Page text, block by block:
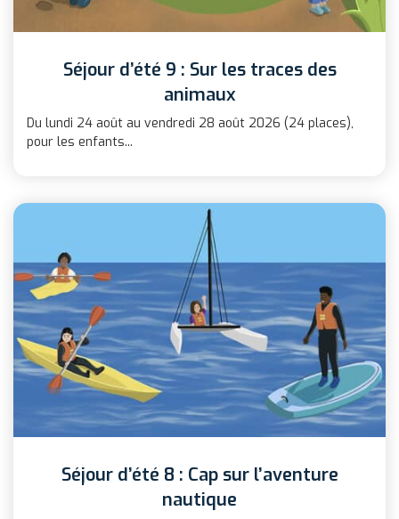
Séjour d’été 9 : Sur les traces des
animaux
Du lundi 24 août au vendredi 28 août 2026 (24 places),
pour les enfants...
Séjour d’été 8 : Cap sur l’aventure
nautique